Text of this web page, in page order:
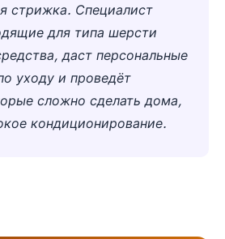
стрижка. Специалист
для типа шерсти
даст персональные
уходу и проведёт
сложно сделать дома,
кондиционирование.